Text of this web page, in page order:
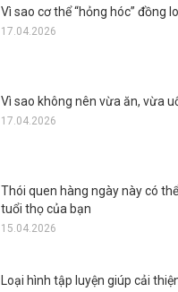
Vì sao cơ thể “hỏng hóc” đồng
17.04.2026
Vì sao không nên vừa ăn, vừa
17.04.2026
Thói quen hàng ngày này có
tuổi thọ của bạn
15.04.2026
Loại hình tập luyện giúp cải